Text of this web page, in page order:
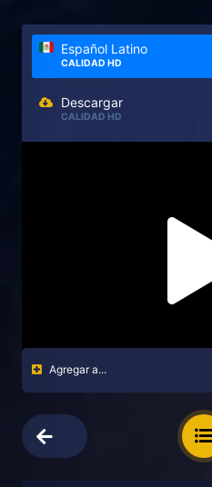
Español Latino
CALIDAD HD
Descargar
CALIDAD HD
Agregar a...